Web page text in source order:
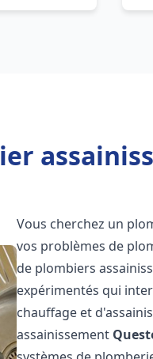
Vous cherchez un
vos problèmes de
de plombiers
expérimentés qui
chauffage et
assainissement